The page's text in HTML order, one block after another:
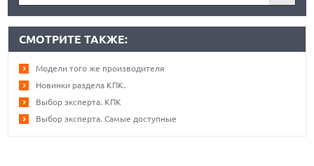
СМОТРИТЕ ТАКЖЕ:
Модели того же производителя
Новинки раздела КПК.
Выбор эксперта. КПК
Выбор эксперта. Самые доступные